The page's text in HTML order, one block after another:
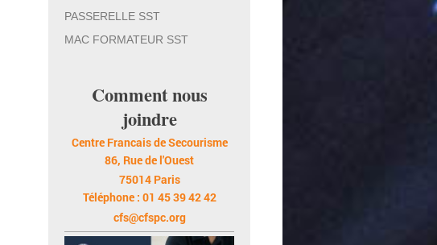
PASSERELLE SST
MAC FORMATEUR SST
Comment nous
joindre
Centre Francais de Secourisme
86, Rue de l'Ouest
75014 Paris
Téléphone : 01 45 39 42 42
cfs@cfspc.org